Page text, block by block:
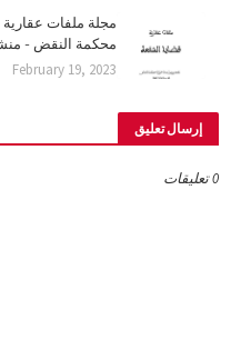
محكمة النقض -
February 19, 2023
إرسال تعليق
0 تعليقات